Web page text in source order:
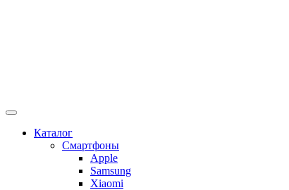
Каталог
Смартфоны
Apple
Samsung
Xiaomi